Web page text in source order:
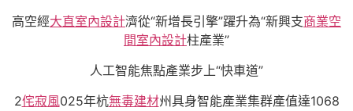
高空經大直室內設計濟從“新增長引擎”躍升為“新興支商業空
間室內設計柱產業”
人工智能焦點產業步上“快車道”
2侘寂風025年杭無毒建材州具身智能產業集群產值達1068